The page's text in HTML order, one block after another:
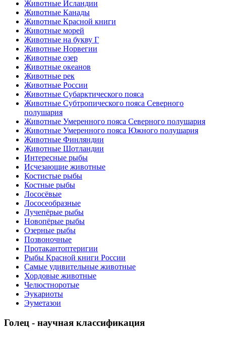
Животные Исландии
Животные Канады
Животные Красной книги
Животные морей
Животные на букву Г
Животные Норвегии
Животные озер
Животные океанов
Животные рек
Животные России
Животные Субарктического пояса
Животные Субтропического пояса Северного
полушария
Животные Умеренного пояса Северного полушария
Животные Умеренного пояса Южного полушария
Животные Финляндии
Животные Шотландии
Интересные рыбы
Исчезающие животные
Костистые рыбы
Костные рыбы
Лососёвые
Лососеобразные
Лучепёрые рыбы
Новопёрые рыбы
Озерные рыбы
Позвоночные
Протакантоптеригии
Рыбы Красной книги России
Самые удивительные животные
Хордовые животные
Челюстноротые
Эукариоты
Эуметазои
Голец - научная классификация